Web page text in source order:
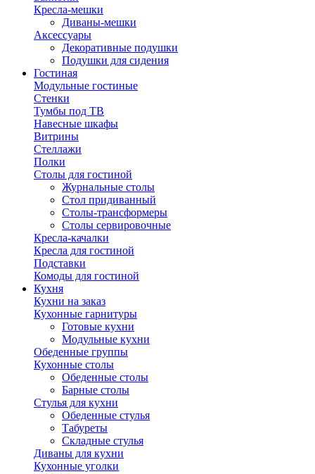
Кресла-мешки
Диваны-мешки
Аксессуары
Декоративные подушки
Подушки для сидения
Гостиная
Модульные гостиные
Стенки
Тумбы под ТВ
Навесные шкафы
Витрины
Стеллажи
Полки
Столы для гостиной
Журнальные столы
Стол придиванный
Столы-трансформеры
Столы сервировочные
Кресла-качалки
Кресла для гостиной
Подставки
Комоды для гостиной
Кухня
Кухни на заказ
Кухонные гарнитуры
Готовые кухни
Модульные кухни
Обеденные группы
Кухонные столы
Обеденные столы
Барные столы
Стулья для кухни
Обеденные стулья
Табуреты
Складные стулья
Диваны для кухни
Кухонные уголки